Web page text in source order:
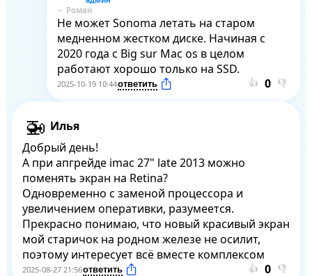
Роман
Не может Sonoma летать на старом
медненном жестком диске. Начиная с
2020 года с Big sur Mac os в целом
работают хорошо только на SSD.
2025-10-19 10:44 👍 👎
Илья
Добрый день!
А при апгрейде imac 27" late 2013 можно
поменять экран на Retina?
Одновременно с заменой процессора и
увеличением оперативки, разумеется.
Прекрасно понимаю, что новый красивый экран
мой старичок на родном железе не осилит,
поэтому интересует всё вместе комплексом
2025-08-27 21:56 👍 👎